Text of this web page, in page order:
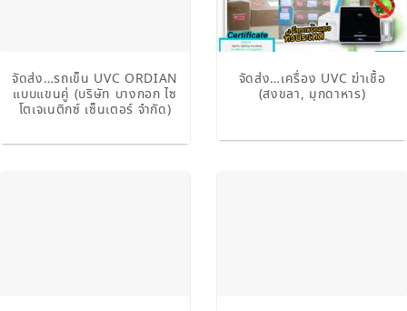
จัดส่ง…รถเข็น UVC ORDIAN
แบบแขนคู่ (บริษัท บางกอก ไซ
โตเจเนติกซ์ เซ็นเตอร์ จำกัด)
จัดส่ง…เครื่อง UVC ฆ่าเชื้อ
(สงขลา, มุกดาหาร)